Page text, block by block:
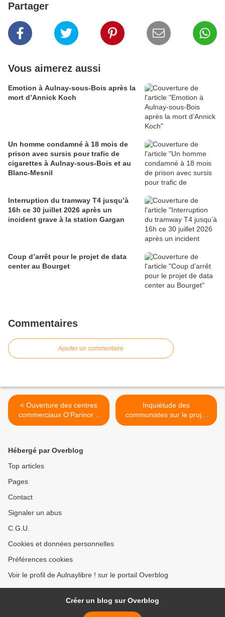
Partager
Vous aimerez aussi
Emotion à Aulnay-sous-Bois après la
mort d’Annick Koch
Un homme condamné à 18 mois de
prison avec sursis pour trafic de
cigarettes à Aulnay-sous-Bois et au
Blanc-Mesnil
Interruption du tramway T4 jusqu’à
16h ce 30 juillet 2026 après un
incident grave à la station Gargan
Coup d’arrêt pour le projet de data
center au Bourget
Commentaires
Ajouter un commentaire
< Ouverture des centres
commerciaux O’Parinor à
Aulnay-sous-Bois et Beau
Inquiétude des
communistes sur le projet
de fusion de l’hôpital
Hébergé par Overblog
Top articles
Pages
Contact
Signaler un abus
C.G.U.
Cookies et données personnelles
Préférences cookies
Voir le profil de Aulnaylibre ! sur le portail Overblog
Créer un blog sur Overblog